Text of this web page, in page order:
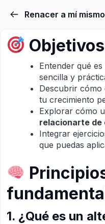
Entender qué es
sencilla y
Descubrir
tu crecimiento
Explorar cómo
relacionarte de
Integrar
que puedas
1. ¿Qué es un